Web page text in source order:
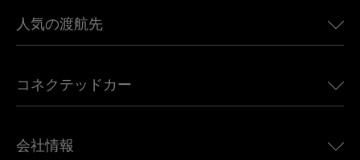
人気の渡航先
ヨーロッパ向けeSIM
カナダ向けeSIM
コネクテッドカー
Land Rover向けUbigi
会社情報